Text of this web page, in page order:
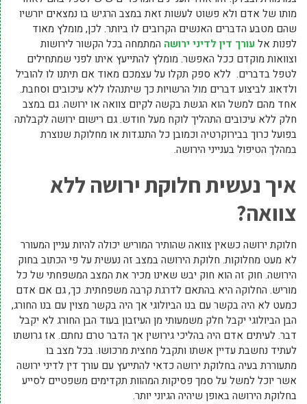
מותו של אדם ולא פשוט לעשות זאת במצב הרגיש בו נמצאים יורשיו
שהם מטבע הדברים האנשים הקרובים לו ביותר. לכן, מומלץ מאוד
לפנות אלעורך דין לדיני ירושה המתמחה בכל הקשור לירושות
וצוואות מוקדם ככל האפשר. מומלץ להתייעץ איתו לפני שמתחילים
לטפל בדברים. ללא ספק תקלו על עצמכם מאוד אם תיתנו לו להוביל
ולדאוג לביצוע דברים מול הרשויות כך שיתנהלו ללא עיכובים וסחבת.
אחד מהם למשל הוא הגשת בקשה לקיום צוואה או ירושה. גם במצב
חלק ללא עיכובים התהליך לוקח מעל חודש. גם רישום ירושה לקבלתה
בפועל כרוך בבירוקרטיה וכמובן כל התנגדות או מחלוקת שנוצרת
במהלך הטיפול בענייני הירושה.
איך נעשית חלוקת ירושה ללא
צוואה?
חלוקת ירושה כשאין צוואה שהותיר המוריש יכולה להיות עניין המעורר
לא מעט מחלוקות. חלוקת הירושה במצב זה נעשית על פי הכתוב בחוק
הירושה. חוק זה הוא חוק יבש שאינו מכיר את המצב המשפחתי של כל
מוריש. החלוקה היא בהתאם לדרגת קרבה משפחתית. כך, גם אם אדם
כמעט לא היה בקשר עם בנו הביולוגי אך היה בקשר מצוין עם בנו החורג,
הבן הביולוגי יקבל חלק משמעותי מן העיזבון בעוד הבן החורג לא יקבל
דבר. לעיתים אדם היה בהליכי גירושין אך הדבר טרם נחתם. אז גרושתו
לעתיד נחשבת עדיין אשתו ותקבל מחצית מרכושו. בכל מצב בו
מתעוררת בעיה בחלוקת ירושה כדאי להתייעץ עם עורך דין לדיני ירושה
אשר יוכל למשל על סמך פסיקות המהוות תקדימים משפטיים לסייע
בחלוקת הירושה באופן שיהיה הגיוני יותר.